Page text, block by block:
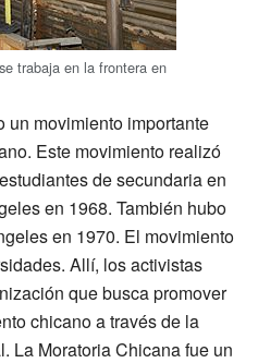
trabaja en la frontera en
un movimiento importante
Este movimiento realizó
de secundaria en
en 1968. También hubo
en 1970. El movimiento
Allí, los activistas
que busca promover
chicano a través de la
La Moratoria Chicana fue un